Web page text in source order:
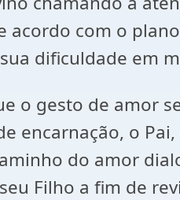
acordo com o
dificuldade em
o gesto de amor
encarnação, o
do amor
Filho a fim de